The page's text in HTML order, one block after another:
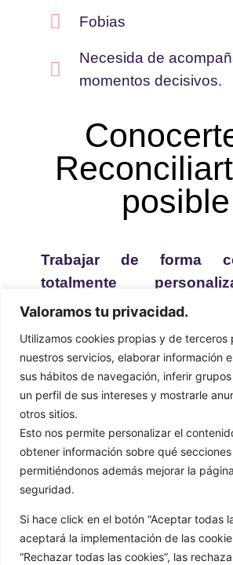
Valoramos tu privacidad.
Utilizamos cookies propias y de terceros
nuestros servicios, elaborar información
sus hábitos de navegación, inferir
un perfil de sus intereses y mostrarle
otros sitios.
Esto nos permite personalizar el
obtener información sobre qué
permitiéndonos además mejorar la
seguridad.
Si hace click en el botón “Aceptar todas
aceptará la implementación de las
“Rechazar todas las cookies”, las
Fobias
Necesida de
momentos decisivos.
posible
Trabajar de forma
totalmente
importante para mí, y si
Gracias a mi formación
experiencia como
tratar y trabajar en
situaciones.
Aun así, estoy
especializada en:
Trastorno de la